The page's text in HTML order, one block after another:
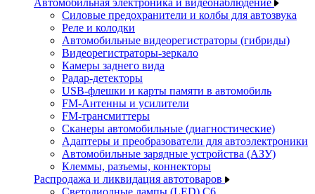
Автомобильная электроника и видеонаблюдение
Силовые предохранители и колбы для автозвука
Реле и колодки
Автомобильные видеорегистраторы (гибриды)
Видеорегистраторы-зеркало
Камеры заднего вида
Радар-детекторы
USB-флешки и карты памяти в автомобиль
FM-Антенны и усилители
FM-трансмиттеры
Сканеры автомобильные (диагностические)
Адаптеры и преобразователи для автоэлектроники
Автомобильные зарядные устройства (АЗУ)
Клеммы, разъемы, коннекторы
Распродажа и ликвидация автотоваров
Светодиодные лампы (LED) C6